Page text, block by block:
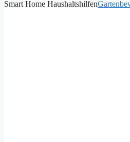
Smart Home Haushaltshilfen